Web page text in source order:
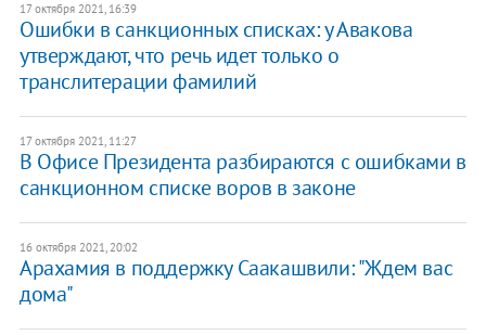
17 октября 2021, 16:39
Ошибки в санкционных списках: у Авакова
утверждают, что речь идет только о
транслитерации фамилий
17 октября 2021, 11:27
В Офисе Президента разбираются с ошибками в
санкционном списке воров в законе
16 октября 2021, 20:02
Арахамия в поддержку Саакашвили: "Ждем вас
дома"